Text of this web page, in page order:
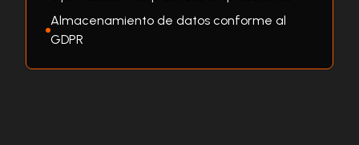
Almacenamiento de datos conforme al
GDPR